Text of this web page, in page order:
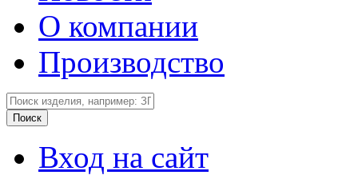
О компании
Производство
Вход на сайт